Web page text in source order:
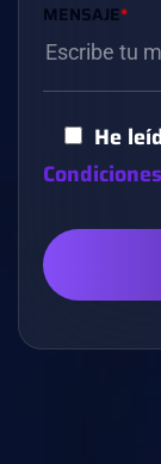
MENSAJE*
He
Condiciones